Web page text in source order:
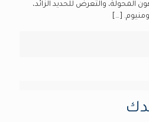
المحولة، والتعرض للحديد الزائد،
[…]